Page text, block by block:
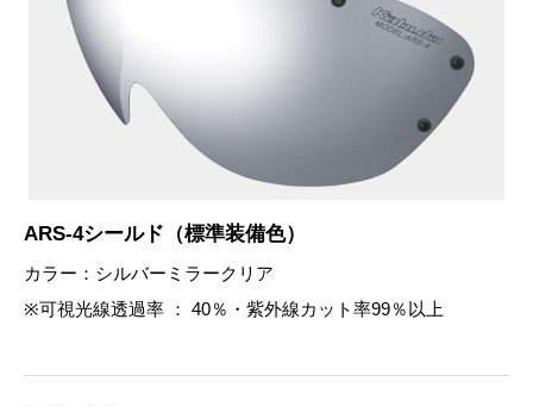
ARS-4シールド（標準装備色）
カラー：シルバーミラークリア
※可視光線透過率 ： 40％・紫外線カット率99％以上